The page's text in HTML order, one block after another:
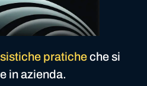
praticheche si
in azienda.